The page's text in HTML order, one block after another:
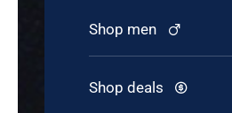
Shop men
Shop deals